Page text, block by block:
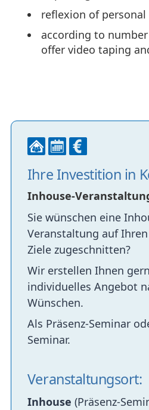
reflexion of personal
according to
offer video taping
Ihre Investition in
Inhouse-
Sie wünschen eine
Veranstaltung auf
Ziele zugeschnitten?
Wir erstellen Ihnen
individuelles Angebot
Wünschen.
Als Präsenz-Seminar
Seminar.
Veranstaltungsort:
Inhouse (Präsenz-